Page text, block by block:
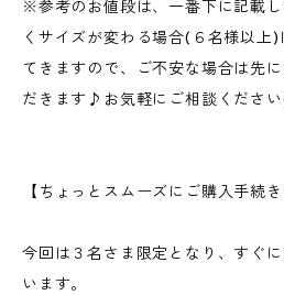
※参考のお値段は、一番下に記載
くサイズが変わる場合(６名様以上
てきますので、ご不安な場合は先
だきます♪お気軽にご相談くださ
【ちょっとスムーズにご購入手続
今回は３名さま限定となり、すぐ
います。